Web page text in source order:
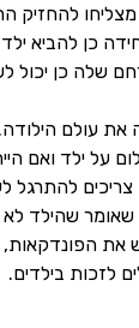
להחזיק
כן להביא
שלה כן יכול
את עולם
על ילד ואם
צריכים
שהילד
את
לזכות בילדים.